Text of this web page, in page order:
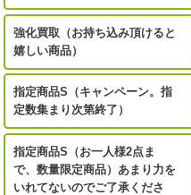
強化買取（お持ち込み頂けると
嬉しい商品）
指定商品S（キャンペーン。指
定数集まり次第終了）
指定商品S（お一人様2点ま
で、数量限定商品）あまり力を
いれてないのでご了承くださ